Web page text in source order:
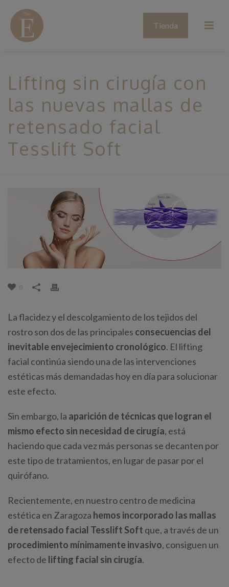
Tienda
Lifting sin cirugía con
las nuevas mallas de
retensado facial
Tesslift Soft
0
La flacidez y el descolgamiento de los tejidos del
rostro son dos de las principales consecuencias del
inevitable envejecimiento cronológico. El lifting
facial continúa siendo una de las intervenciones
estéticas más demandadas hoy en día para solucionar
este efecto.
Sin embargo, la aparición de técnicas que logran el
mismo efecto sin necesidad de cirugía, está
haciendo que cada vez más personas se decanten por
este tipo de tratamientos, en lugar de pasar por el
quirófano.
Recientemente, en nuestro centro de medicina
estética en Zaragoza hemos incorporado las mallas
de retensado facial Tesslift Soft que, a través de un
procedimiento mínimamente invasivo, consiguen un
efecto de lifting facial sin cirugía.